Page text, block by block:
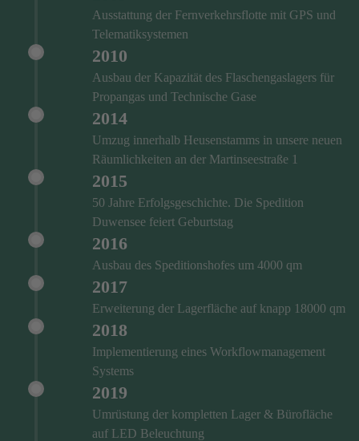
Ausstattung der Fernverkehrsflotte mit GPS und
Telematiksystemen
2010
Ausbau der Kapazität des Flaschengaslagers für
Propangas und Technische Gase
2014
Umzug innerhalb Heusenstamms in unsere neuen
Räumlichkeiten an der Martinseestraße 1
2015
50 Jahre Erfolgsgeschichte. Die Spedition
Duwensee feiert Geburtstag
2016
Ausbau des Speditionshofes um 4000 qm
2017
Erweiterung der Lagerfläche auf knapp 18000 qm
2018
Implementierung eines Workflowmanagement
Systems
2019
Umrüstung der kompletten Lager & Bürofläche
auf LED Beleuchtung